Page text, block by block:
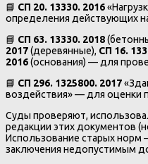
📘 СП 20. 13330. 2016
определения действующих
📘 СП 63. 13330. 2018
2017(деревянные), СП 16.
2016(основания) — для
📘 СП 296. 1325800. 2017
воздействия» — для оценки
Суды проверяют,
редакции этих документов
Использование старых норм
заключения недопустимым